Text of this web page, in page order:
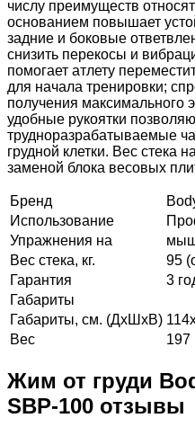
числу преимуществ
основанием повышает
задние и боковые
снизить перекосы и
помогает атлету
для начала тренировки;
получения максимального
удобные рукоятки
трудноразрабатываемые
грудной клетки. Вес стека
заменой блока весовых
Бренд
Использование
Упражнения на
Вес стека, кг.
95
Гарантия
3
Габариты
Габариты, см. (ДхШхВ)
Вес
197
Жим от груди
SBP-100 отзывы